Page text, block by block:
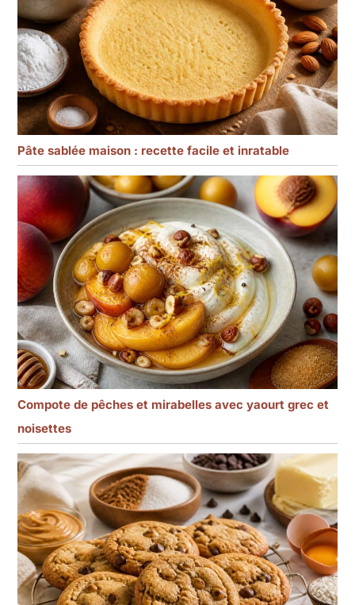
Pâte sablée maison : recette facile et inratable
Compote de pêches et mirabelles avec yaourt grec et
noisettes